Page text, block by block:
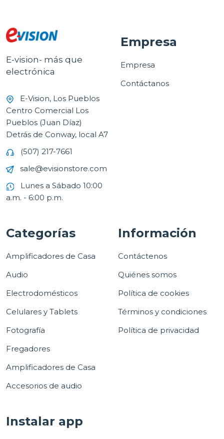
E-vision- más que
electrónica
E-Vision, Los Pueblos
Centro Comercial Los
Pueblos (Juan Díaz)
Detrás de Conway, local A7
(507) 217-7661
sale@evisionstore.com
Lunes a Sábado 10:00
a.m. - 6:00 p.m.
Empresa
Empresa
Contáctanos
Categorías
Amplificadores de Casa
Audio
Electrodomésticos
Celulares y Tablets
Fotografía
Fregadores
Amplificadores de Casa
Accesorios de audio
Información
Contáctenos
Quiénes somos
Política de cookies
Términos y condiciones
Política de privacidad
Instalar app